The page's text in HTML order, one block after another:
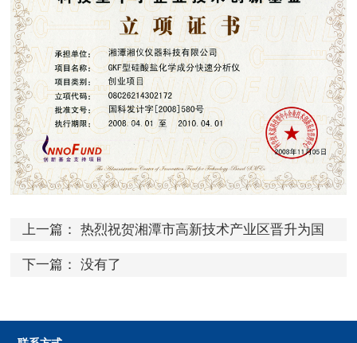
上一篇： 热烈祝贺湘潭市高新技术产业区晋升为国
下一篇： 没有了